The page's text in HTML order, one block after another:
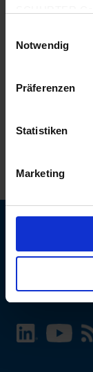
«Cookie-
Einstellungen
keinen
erhalten Sie in
Notwendig
Präferenzen
Statistiken
Marketing
SCHURTER